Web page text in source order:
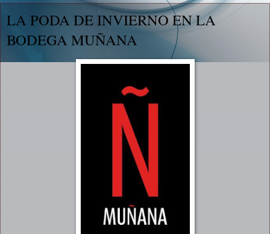
LA PODA DE INVIERNO EN LA
BODEGA MUÑANA